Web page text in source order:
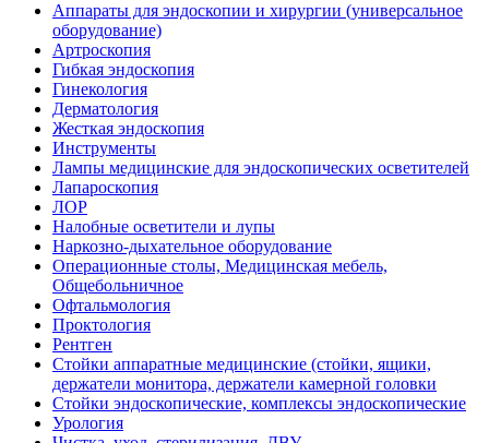
Аппараты для эндоскопии и хирургии (универсальное
оборудование)
Артроскопия
Гибкая эндоскопия
Гинекология
Дерматология
Жесткая эндоскопия
Инструменты
Лампы медицинские для эндоскопических осветителей
Лапароскопия
ЛОР
Налобные осветители и лупы
Наркозно-дыхательное оборудование
Операционные столы, Медицинская мебель,
Общебольничное
Офтальмология
Проктология
Рентген
Стойки аппаратные медицинские (стойки, ящики,
держатели монитора, держатели камерной головки
Стойки эндоскопические, комплексы эндоскопические
Урология